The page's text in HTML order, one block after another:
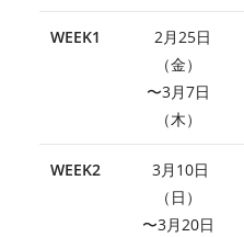
WEEK1
2月25日
（金）
〜3月7日
（木）
WEEK2
3月10日
（日）
〜3月20日